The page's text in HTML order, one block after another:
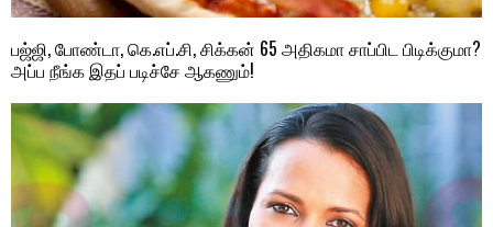
பஜ்ஜி, போண்டா, கெ.எப்.சி, சிக்கன் 65 அதிகமா சாப்பிட பிடிக்குமா?
அப்ப நீங்க இதப் படிச்சே ஆகணும்!